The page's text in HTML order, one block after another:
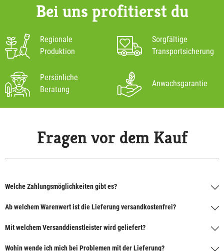
Bei uns profitierst du
Regionale
Produktion
Sorgfältige
Transportsicherung
Persönliche
Beratung
Anwachsgarantie
Fragen vor dem Kauf
Welche Zahlungsmöglichkeiten gibt es?
Ab welchem Warenwert ist die Lieferung versandkostenfrei?
Mit welchem Versanddienstleister wird geliefert?
Wohin wende ich mich bei Problemen mit der Lieferung?